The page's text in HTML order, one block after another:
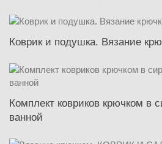
Коврик и подушка. Вязание
Комплект ковриков крючком в
ванной